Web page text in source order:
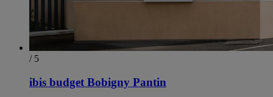
/ 5
ibis budget Bobigny Pantin